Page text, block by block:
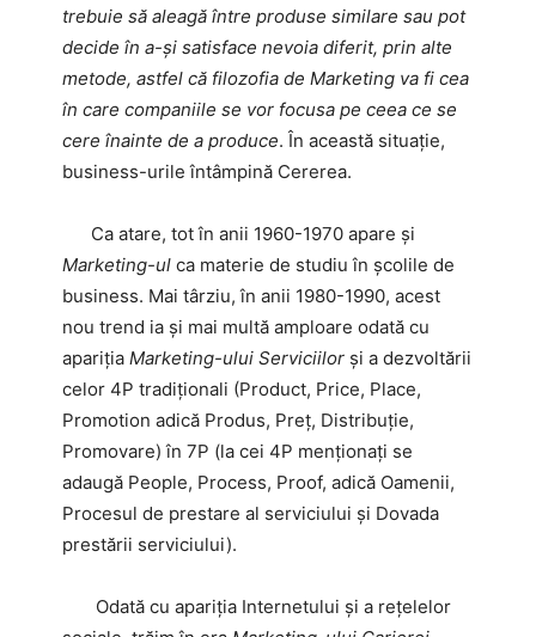
trebuie să aleagă între produse similare sau pot
decide în a-și satisface nevoia diferit, prin alte
metode, astfel că filozofia de Marketing va fi cea
în care companiile se vor focusa pe ceea ce se
cere înainte de a produce. În această situație,
business-urile întâmpină Cererea.
Ca atare, tot în anii 1960-1970 apare și
Marketing-ul ca materie de studiu în școlile de
business. Mai târziu, în anii 1980-1990, acest
nou trend ia și mai multă am­ploare odată cu
apariția Marketing-ului Serviciilor și a dezvoltării
celor 4P tradiționali (Product, Price, Place,
Promotion adică Produs, Preț, Distribuție,
Promovare) în 7P (la cei 4P menționați se
adaugă People, Process, Proof, adică Oamenii,
Procesul de prestare al serviciului și Dovada
prestării serviciului).
Odată cu apariția Internetului și a rețelelor